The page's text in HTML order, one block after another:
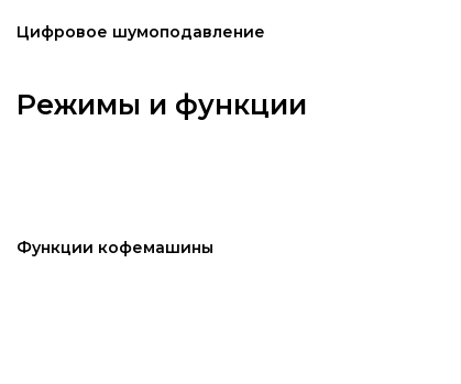
Цифровое шумоподавление
Режимы и функции
Функции кофемашины